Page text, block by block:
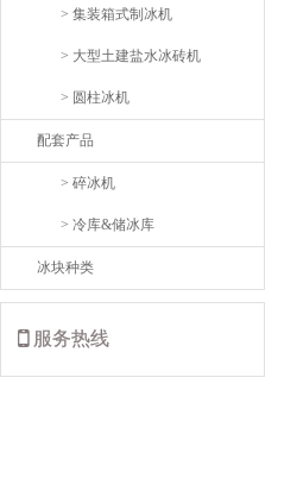
> 集装箱式制冰机
> 大型土建盐水冰砖机
> 圆柱冰机
配套产品
> 碎冰机
> 冷库&储冰库
冰块种类
服务热线